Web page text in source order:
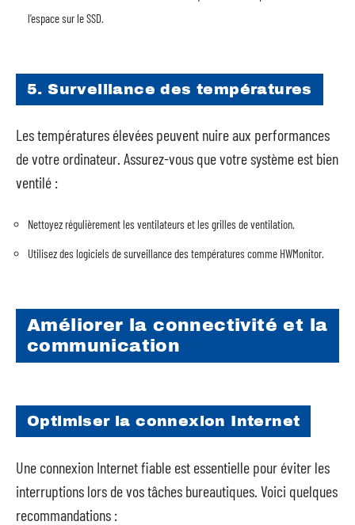
l’espace sur le SSD.
5. Surveillance des températures
Les températures élevées peuvent nuire aux performances
de votre ordinateur. Assurez-vous que votre système est bien
ventilé :
Nettoyez régulièrement les ventilateurs et les grilles de ventilation.
Utilisez des logiciels de surveillance des températures comme HWMonitor.
Améliorer la connectivité et la
communication
Optimiser la connexion Internet
Une connexion Internet fiable est essentielle pour éviter les
interruptions lors de vos tâches bureautiques. Voici quelques
recommandations :